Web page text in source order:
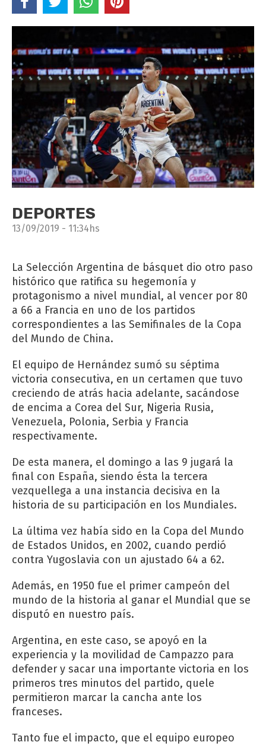
DEPORTES
13/09/2019 - 11:34hs
La Selección Argentina de básquet dio otro paso
histórico que ratifica su hegemonía y
protagonismo a nivel mundial, al vencer por 80
a 66 a Francia en uno de los partidos
correspondientes a las Semifinales de la Copa
del Mundo de China.
El equipo de Hernández sumó su séptima
victoria consecutiva, en un certamen que tuvo
creciendo de atrás hacia adelante, sacándose
de encima a Corea del Sur, Nigeria Rusia,
Venezuela, Polonia, Serbia y Francia
respectivamente.
De esta manera, el domingo a las 9 jugará la
final con España, siendo ésta la tercera
vezquellega a una instancia decisiva en la
historia de su participación en los Mundiales.
La última vez había sido en la Copa del Mundo
de Estados Unidos, en 2002, cuando perdió
contra Yugoslavia con un ajustado 64 a 62.
Además, en 1950 fue el primer campeón del
mundo de la historia al ganar el Mundial que se
disputó en nuestro país.
Argentina, en este caso, se apoyó en la
experiencia y la movilidad de Campazzo para
defender y sacar una importante victoria en los
primeros tres minutos del partido, quele
permitieron marcar la cancha ante los
franceses.
Tanto fue el impacto, que el equipo europeo